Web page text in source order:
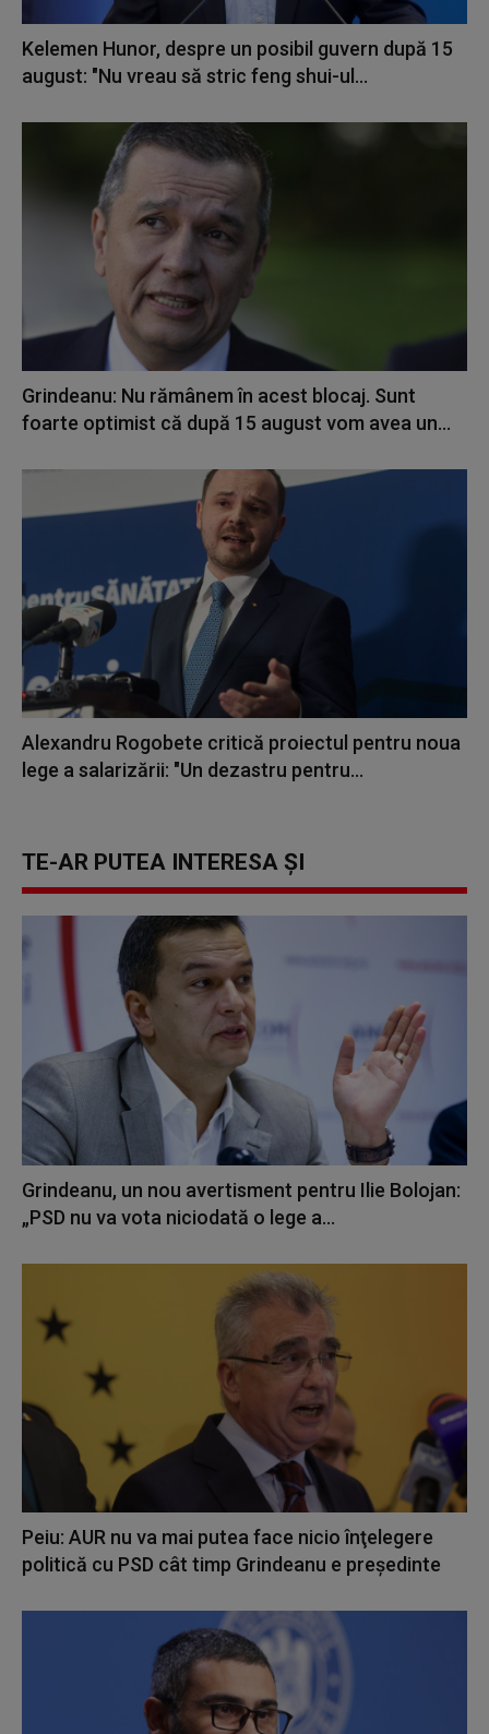
Kelemen Hunor, despre un posibil guvern după 15
august: "Nu vreau să stric feng shui-ul...
Grindeanu: Nu rămânem în acest blocaj. Sunt
foarte optimist că după 15 august vom avea un...
Alexandru Rogobete critică proiectul pentru noua
lege a salarizării: "Un dezastru pentru...
TE-AR PUTEA INTERESA ȘI
Grindeanu, un nou avertisment pentru Ilie Bolojan:
„PSD nu va vota niciodată o lege a...
Peiu: AUR nu va mai putea face nicio înţelegere
politică cu PSD cât timp Grindeanu e preşedinte